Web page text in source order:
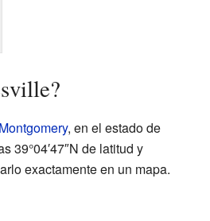
, en el estado de
39°04′47″N de latitud y
exactamente en un mapa.